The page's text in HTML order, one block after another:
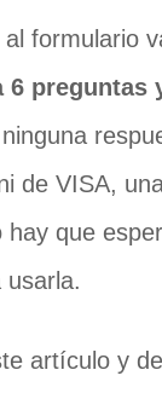
formulario
6 preguntas
de VISA,
hay que
usarla.
artículo y